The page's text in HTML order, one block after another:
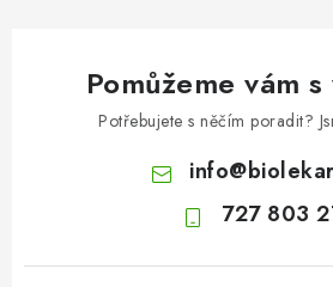
Pomůžeme vám
Potřebujete s něčím poradit?
info@
727 803